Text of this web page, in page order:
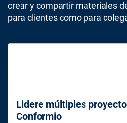
crear y compartir materiales
para clientes como para
Lidere múltiples
Conformio